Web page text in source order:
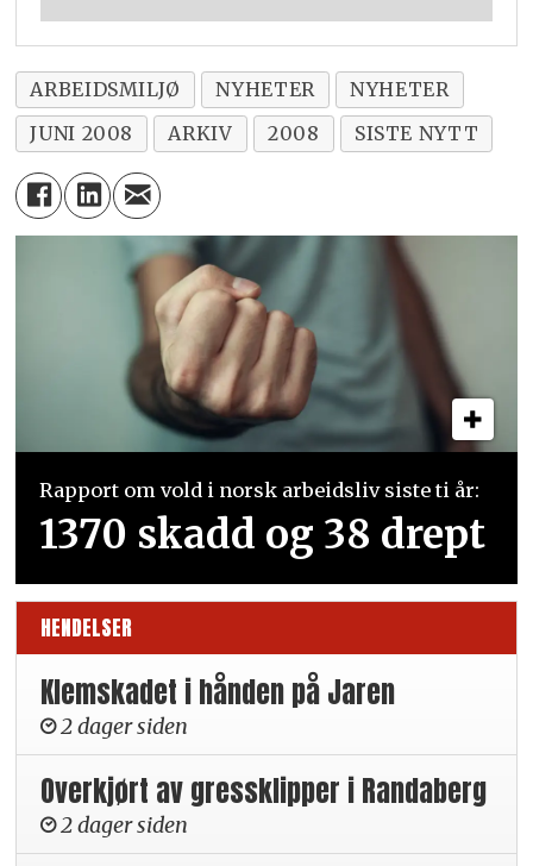
ARBEIDSMILJØ NYHETER
NYHETER
JUNI 2008
ARKIV 2008 SISTE NYTT
Rapport om vold i norsk arbeidsliv siste ti år:
1370 skadd og 38 drept
HENDELSER
Klemskadet i hånden på Jaren
2 dager siden
Overkjørt av gressklipper i Randaberg
2 dager siden